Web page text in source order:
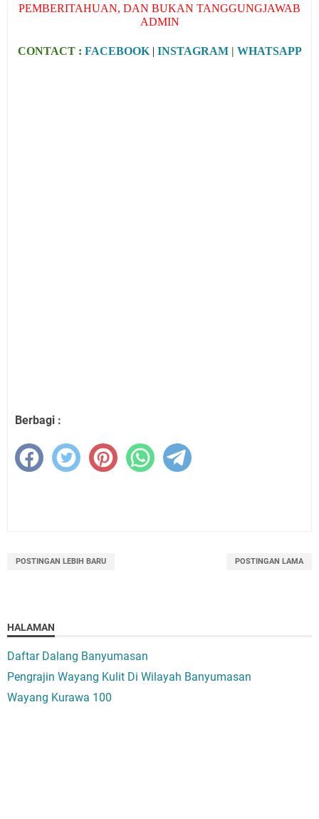
PEMBERITAHUAN, DAN BUKAN TANGGUNGJAWAB
ADMIN
CONTACT : FACEBOOK| INSTAGRAM| WHATSAPP
Berbagi :
POSTINGAN LEBIH BARU POSTINGAN LAMA
HALAMAN
Daftar Dalang Banyumasan
Pengrajin Wayang Kulit Di Wilayah Banyumasan
Wayang Kurawa 100